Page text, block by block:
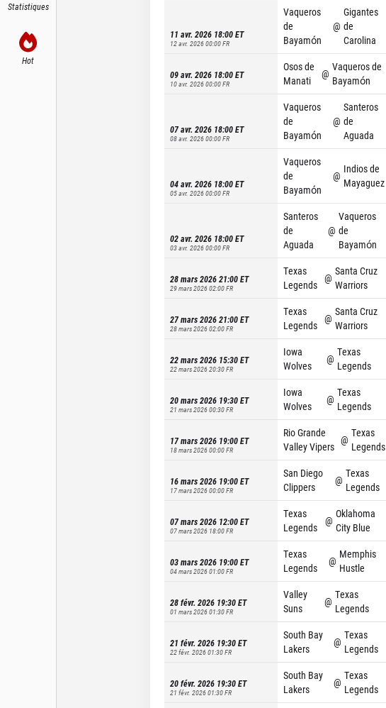
Statistiques
Hot
11 avr. 2026 18:00ET
12 avr. 2026 00:00FR
Vaqueros
de
Bayamón
@
Gigantes
de
Carolina
09 avr. 2026 18:00ET
10 avr. 2026 00:00FR
Osos de
Manati
@
Vaqueros de
Bayamón
07 avr. 2026 18:00ET
08 avr. 2026 00:00FR
Vaqueros
de
Bayamón
@
Santeros
de
Aguada
04 avr. 2026 18:00ET
05 avr. 2026 00:00FR
Vaqueros
de
Bayamón
@
Indios de
Mayaguez
02 avr. 2026 18:00ET
03 avr. 2026 00:00FR
Santeros
de
Aguada
@
Vaqueros
de
Bayamón
28 mars 2026 21:00ET
29 mars 2026 02:00FR
Texas
Legends
@
Santa Cruz
Warriors
27 mars 2026 21:00ET
28 mars 2026 02:00FR
Texas
Legends
@
Santa Cruz
Warriors
22 mars 2026 15:30ET
22 mars 2026 20:30FR
Iowa
Wolves
@
Texas
Legends
20 mars 2026 19:30ET
21 mars 2026 00:30FR
Iowa
Wolves
@
Texas
Legends
17 mars 2026 19:00ET
18 mars 2026 00:00FR
Rio Grande
Valley Vipers
@
Texas
Legends
16 mars 2026 19:00ET
17 mars 2026 00:00FR
San Diego
Clippers
@
Texas
Legends
07 mars 2026 12:00ET
07 mars 2026 18:00FR
Texas
Legends
@
Oklahoma
City Blue
03 mars 2026 19:00ET
04 mars 2026 01:00FR
Texas
Legends
@
Memphis
Hustle
28 févr. 2026 19:30ET
01 mars 2026 01:30FR
Valley
Suns
@
Texas
Legends
21 févr. 2026 19:30ET
22 févr. 2026 01:30FR
South Bay
Lakers
@
Texas
Legends
20 févr. 2026 19:30ET
21 févr. 2026 01:30FR
South Bay
Lakers
@
Texas
Legends